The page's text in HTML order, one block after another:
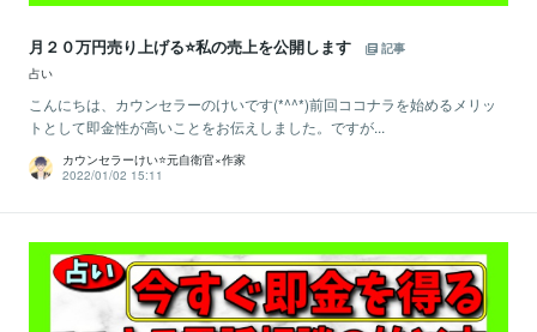
月２０万円売り上げる⭐️私の売上を公開します
記事
占い
こんにちは、カウンセラーのけいです(*^^*)前回ココナラを始めるメリッ
トとして即金性が高いことをお伝えしました。ですが...
カウンセラーけい⭐️元自衛官×作家
2022/01/02 15:11